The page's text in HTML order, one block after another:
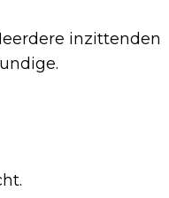
inzittenden